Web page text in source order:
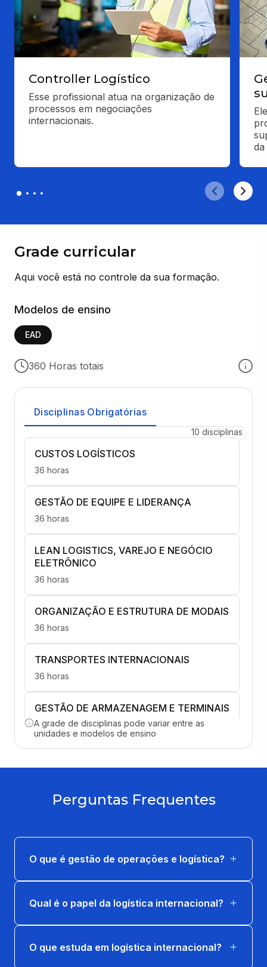
Controller Logístico
Esse profissional atua na organização de
processos em negociações
internacionais.
Grade curricular
Aqui você está no controle da sua formação.
Modelos de ensino
EAD
360 Horas totais
Disciplinas Obrigatórias
10 disciplinas
CUSTOS LOGÍSTICOS
36 horas
GESTÃO DE EQUIPE E LIDERANÇA
36 horas
LEAN LOGISTICS, VAREJO E NEGÓCIO
ELETRÔNICO
36 horas
ORGANIZAÇÃO E ESTRUTURA DE MODAIS
36 horas
TRANSPORTES INTERNACIONAIS
36 horas
GESTÃO DE ARMAZENAGEM E TERMINAIS
36 horas
LOGÍSTICA AMBIENTAL E REVERSA
LOGÍSTICA E LEGISLAÇÃO TRIBUTÁRIA
LOGÍSTICA INTEGRADA E OPERAÇÕES
A grade de disciplinas pode variar entre as
unidades e modelos de ensino
Perguntas Frequentes
O que é gestão de operações e logística?
Qual é o papel da logística internacional?
O que estuda em logística internacional?